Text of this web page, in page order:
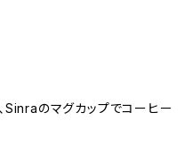
Sinraのマグカップでコーヒー